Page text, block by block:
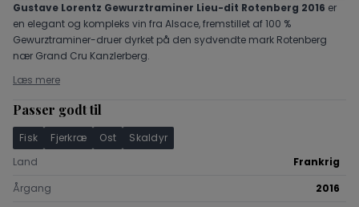
Gustave Lorentz Gewurztraminer Lieu-dit Rotenberg 2016 er
en elegant og kompleks vin fra Alsace, fremstillet af 100 %
Gewurztraminer-druer dyrket på den sydvendte mark Rotenberg
nær Grand Cru Kanzlerberg.
Læs mere
Passer godt til
Fisk Fjerkræ Ost
Skaldyr
Land
Frankrig
Årgang
2016